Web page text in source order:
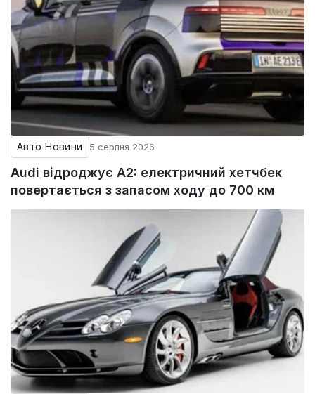
Авто Новини 5 серпня 2026
Audi відроджує A2: електричний хетчбек
повертається з запасом ходу до 700 км